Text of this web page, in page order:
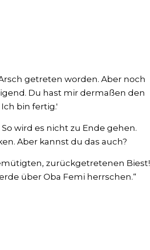
getreten worden. Aber noch
Du hast mir dermaßen den
bin fertig.'
wird es nicht zu Ende gehen.
Aber kannst du das auch?
zurückgetretenen Biest!
über Oba Femi herrschen.“